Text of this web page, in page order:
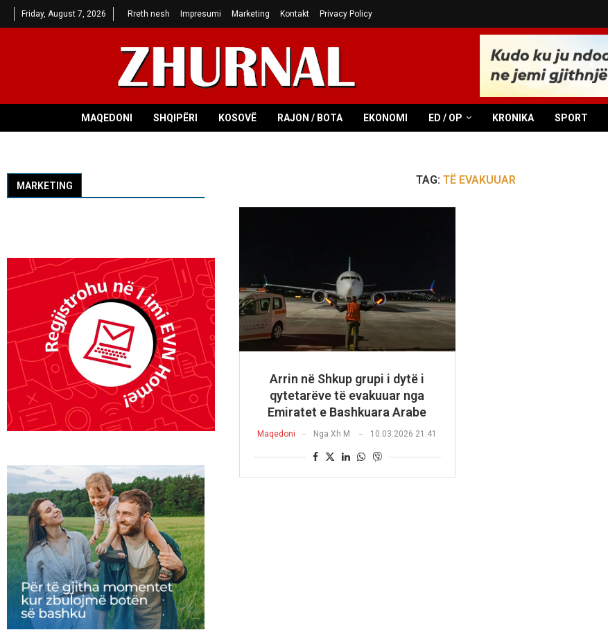
Friday, August 7, 2026 Rreth nesh Impresumi Marketing Kontakt Privacy Policy
MAQEDONI SHQIPËRI KOSOVË RAJON / BOTA EKONOMI ED / OP KRONIKA SPORT
TAG: TË EVAKUUAR
Arrin në Shkup grupi i dytë i
qytetarëve të evakuuar nga
Emiratet e Bashkuara Arabe
Maqedoni NgaXh M 10.03.2026 21:41
MARKETING